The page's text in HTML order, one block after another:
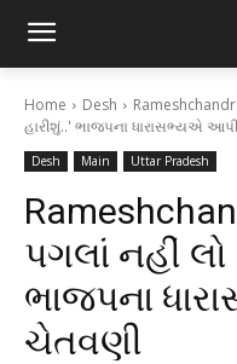
Home Desh
હારીશું..' ભાજપના ધારાસભ્યએ
Desh Main Uttar Pradesh
પગલાં નહીં લો
ભાજપના
ચેતવણી